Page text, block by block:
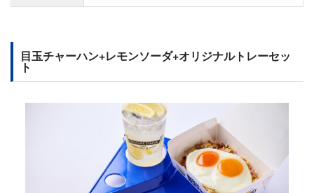
目玉チャーハン+レモンソーダ+オリジナルトレーセッ
ト